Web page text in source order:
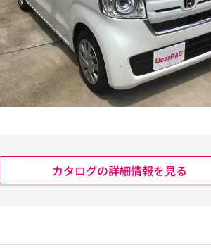
カタログの詳細情報を見る